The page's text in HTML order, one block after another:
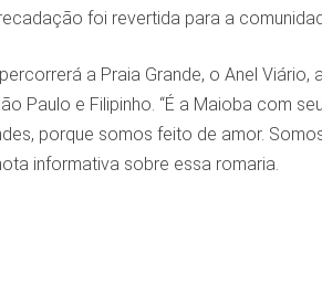
foi revertida para a
a Praia Grande, o Anel Viário,
Paulo e Filipinho. “É a Maioba com
porque somos feito de amor.
informativa sobre essa romaria.